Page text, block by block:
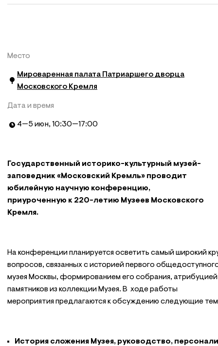
Место
Мироваренная палата Патриаршего дворца
Московского Кремля
Дата и время
4—5 июн, 10:30—17:00
Государственный историко-культурный музей-
заповедник «Московский Кремль» проводит
юбилейную научную конференцию,
приуроченную к 220-летию Музеев Московского
Кремля.
На конференции планируется осветить самый широкий
вопросов, связанных с историей первого
музея Москвы, формированием его собрания, атрибуцией
памятников из коллекции Музея. В ходе работы
мероприятия предлагаются к обсуждению следующие
История сложения Музея, руководство,